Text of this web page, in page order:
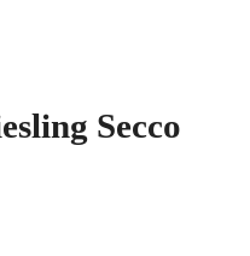
Secco